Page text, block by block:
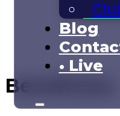
Blog
• Live
Beneficios: